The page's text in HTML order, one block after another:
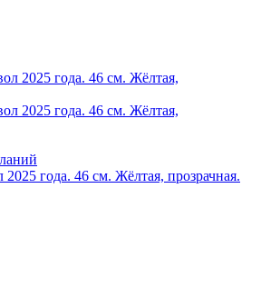
года. 46 см. Жёлтая, прозрачная.